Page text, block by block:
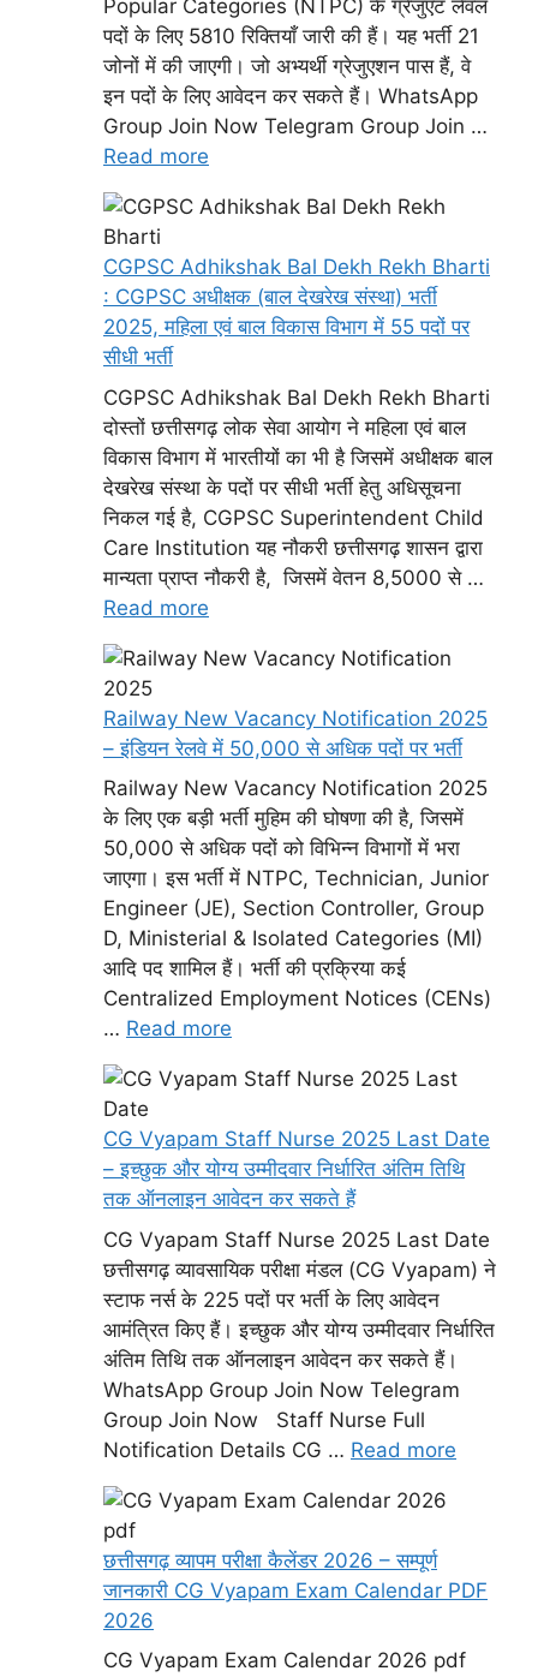
Popular Categories (NTPC) के ग्रेजुएट लेवल
पदों के लिए 5810 रिक्तियाँ जारी की हैं। यह भर्ती 21
जोनों में की जाएगी। जो अभ्यर्थी ग्रेजुएशन पास हैं, वे
इन पदों के लिए आवेदन कर सकते हैं। WhatsApp
Group Join Now Telegram Group Join …
Read more
CGPSC Adhikshak Bal Dekh Rekh Bharti
: CGPSC अधीक्षक (बाल देखरेख संस्था) भर्ती
2025, महिला एवं बाल विकास विभाग में 55 पदों पर
सीधी भर्ती
CGPSC Adhikshak Bal Dekh Rekh Bharti
दोस्तों छत्तीसगढ़ लोक सेवा आयोग ने महिला एवं बाल
विकास विभाग में भारतीयों का भी है जिसमें अधीक्षक बाल
देखरेख संस्था के पदों पर सीधी भर्ती हेतु अधिसूचना
निकल गई है, CGPSC Superintendent Child
Care Institution यह नौकरी छत्तीसगढ़ शासन द्वारा
मान्यता प्राप्त नौकरी है, जिसमें वेतन 8,5000 से …
Read more
Railway New Vacancy Notification 2025
– इंडियन रेलवे में 50,000 से अधिक पदों पर भर्ती
Railway New Vacancy Notification 2025
के लिए एक बड़ी भर्ती मुहिम की घोषणा की है, जिसमें
50,000 से अधिक पदों को विभिन्न विभागों में भरा
जाएगा। इस भर्ती में NTPC, Technician, Junior
Engineer (JE), Section Controller, Group
D, Ministerial & Isolated Categories (MI)
आदि पद शामिल हैं। भर्ती की प्रक्रिया कई
Centralized Employment Notices (CENs)
… Read more
CG Vyapam Staff Nurse 2025 Last Date
– इच्छुक और योग्य उम्मीदवार निर्धारित अंतिम तिथि
तक ऑनलाइन आवेदन कर सकते हैं
CG Vyapam Staff Nurse 2025 Last Date
छत्तीसगढ़ व्यावसायिक परीक्षा मंडल (CG Vyapam) ने
स्टाफ नर्स के 225 पदों पर भर्ती के लिए आवेदन
आमंत्रित किए हैं। इच्छुक और योग्य उम्मीदवार निर्धारित
अंतिम तिथि तक ऑनलाइन आवेदन कर सकते हैं।
WhatsApp Group Join Now Telegram
Group Join Now Staff Nurse Full
Notification Details CG … Read more
छत्तीसगढ़ व्यापम परीक्षा कैलेंडर 2026 – सम्पूर्ण
जानकारी CG Vyapam Exam Calendar PDF
2026
CG Vyapam Exam Calendar 2026 pdf